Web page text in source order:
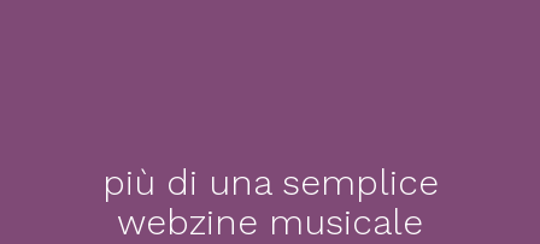
più di una semplice
webzine musicale